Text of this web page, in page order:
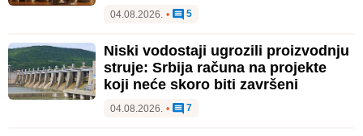
04.08.2026. • 5
Niski vodostaji ugrozili proizvodnju
struje: Srbija računa na projekte
koji neće skoro biti završeni
04.08.2026. • 7